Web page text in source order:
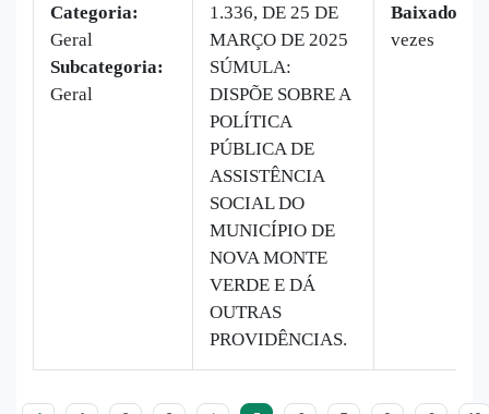
Categoria:
Geral
Subcategoria:
Geral
1.336, DE 25 DE
MARÇO DE 2025
SÚMULA:
DISPÕE SOBRE A
POLÍTICA
PÚBLICA DE
ASSISTÊNCIA
SOCIAL DO
MUNICÍPIO DE
NOVA MONTE
VERDE E DÁ
OUTRAS
PROVIDÊNCIAS.
Baixado:
vezes